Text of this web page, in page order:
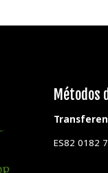
Métodos
ES82 0182